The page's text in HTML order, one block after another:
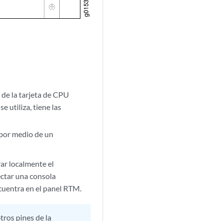
la tarjeta de CPU
utiliza, tiene las
medio de un
localmente el
una consola
en el panel RTM.
pines de la